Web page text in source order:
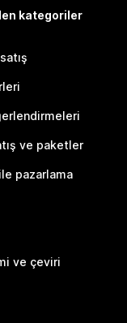
kategoriler
ve paketler
pazarlama
ve çeviri